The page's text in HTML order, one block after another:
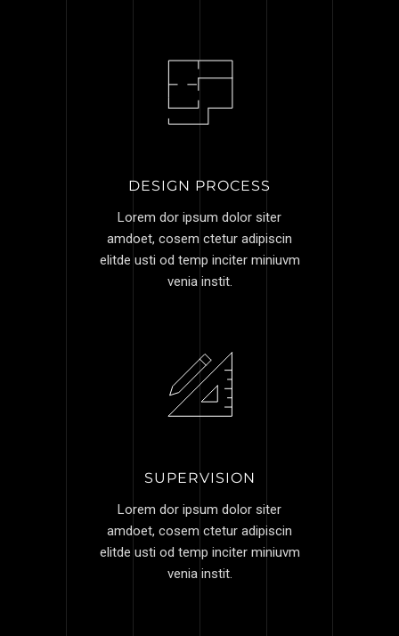
DESIGN PROCESS
Lorem dor ipsum dolor siter
amdoet, cosem ctetur adipiscin
elitde usti od temp inciter miniuvm
venia instit.
SUPERVISION
Lorem dor ipsum dolor siter
amdoet, cosem ctetur adipiscin
elitde usti od temp inciter miniuvm
venia instit.